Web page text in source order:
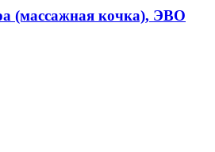
(массажная кочка), ЭВО